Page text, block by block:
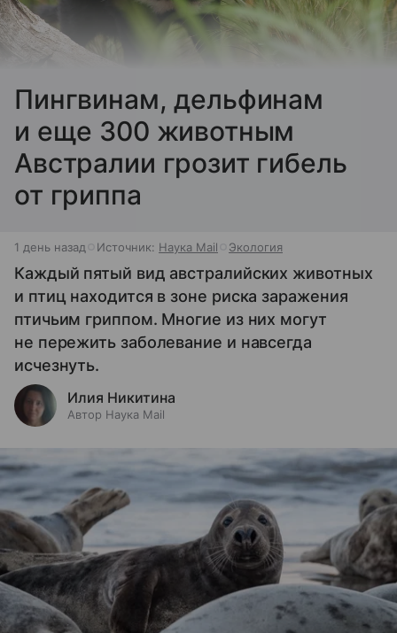
Пингвинам, дельфинам
и еще 300 животным
Австралии грозит гибель
от гриппа
1 день назад Источник: Наука Mail Экология
Каждый пятый вид австралийских животных
и птиц находится в зоне риска заражения
птичьим гриппом. Многие из них могут
не пережить заболевание и навсегда
исчезнуть.
Илия Никитина
Автор Наука Mail